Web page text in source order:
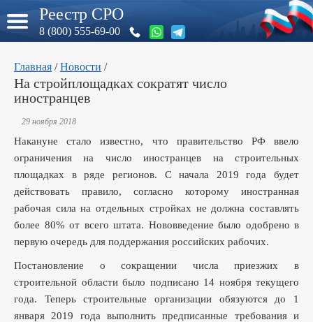
Реестр СРО
8 (800) 555-69-00
Главная /Новости /
На стройплощадках сократят число
иностранцев
29 ноября 2018
Накануне стало известно, что правительство РФ ввело
ограничения на число иностранцев на строительных
площадках в ряде регионов. С начала 2019 года будет
действовать правило, согласно которому иностранная
рабочая сила на отдельных стройках не должна составлять
более 80% от всего штата. Нововведение было одобрено в
первую очередь для поддержания российских рабочих.
Постановление о сокращении числа приезжих в
строительной области было подписано 14 ноября текущего
года. Теперь строительные организации обязуются до 1
января 2019 года выполнить предписанные требования и